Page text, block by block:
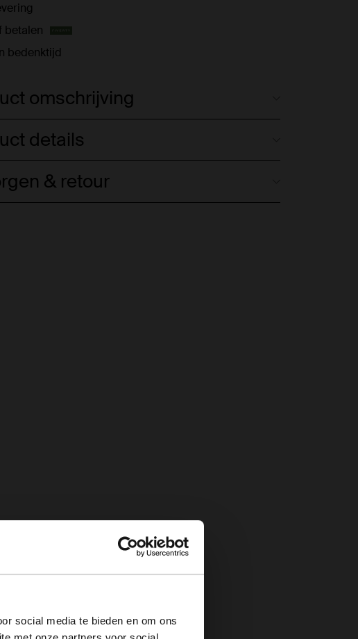
social media te bieden en om ons
betalen
bedenktijd
omschrijving
details
& retour